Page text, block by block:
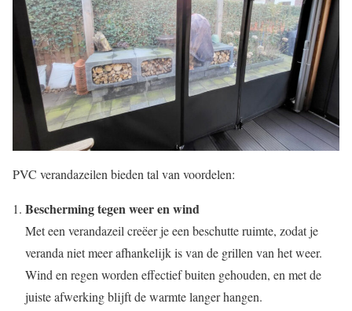
PVC verandazeilen bieden tal van voordelen:
Bescherming tegen weer en wind
Met een verandazeil creëer je een beschutte ruimte, zodat je
veranda niet meer afhankelijk is van de grillen van het weer.
Wind en regen worden effectief buiten gehouden, en met de
juiste afwerking blijft de warmte langer hangen.